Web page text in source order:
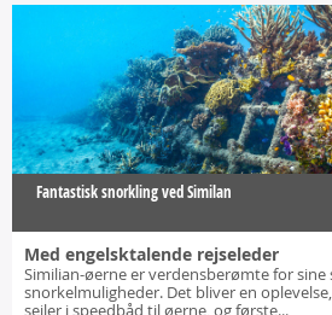
Fantastisk snorkling ved Similan
Med engelsktalende rejseleder
Similian-øerne er verdensberømte for sine
snorkelmuligheder. Det bliver en
sejler i speedbåd til øerne, og første...